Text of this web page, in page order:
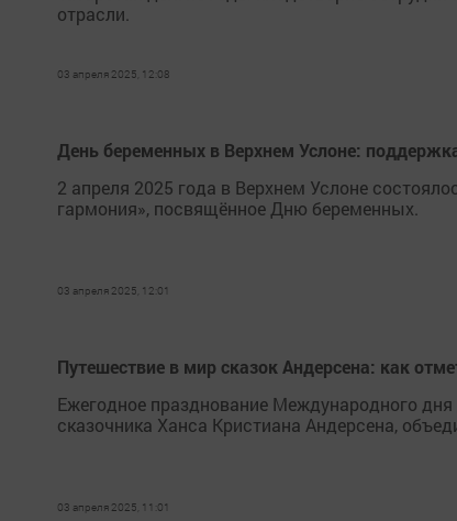
отрасли.
03 апреля 2025, 12:08
День беременных в Верхнем Услоне:
2 апреля 2025 года в Верхнем Услоне
гармония», посвящённое Дню беременных.
03 апреля 2025, 12:01
Путешествие в мир сказок Андерсена: как
Ежегодное празднование Международного дня
сказочника Ханса Кристиана Андерсена,
03 апреля 2025, 11:01